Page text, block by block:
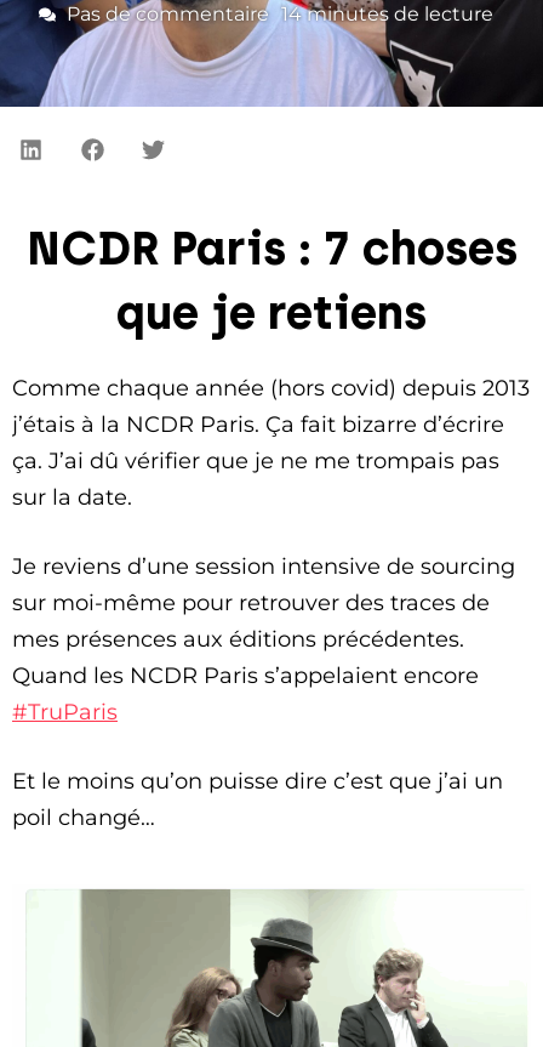
Pas de commentaire 14minutes de lecture
NCDR Paris : 7 choses
que je retiens
Comme chaque année (hors covid) depuis 2013
j’étais à la NCDR Paris. Ça fait bizarre d’écrire
ça. J’ai dû vérifier que je ne me trompais pas
sur la date.
Je reviens d’une session intensive de sourcing
sur moi-même pour retrouver des traces de
mes présences aux éditions précédentes.
Quand les NCDR Paris s’appelaient encore
#TruParis
Et le moins qu’on puisse dire c’est que j’ai un
poil changé…